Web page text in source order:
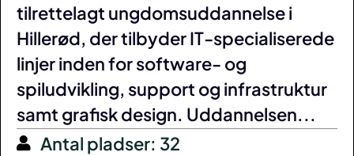
tilrettelagt ungdomsuddannelse i
Hillerød, der tilbyder IT-specialiserede
linjer inden for software- og
spiludvikling, support og infrastruktur
samt grafisk design. Uddannelsen...
Antal pladser: 32